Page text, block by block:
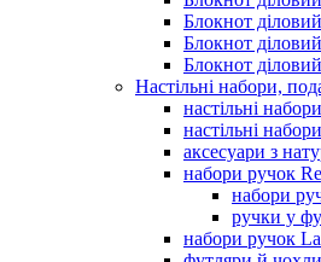
Блокнот
Блокнот
Блокнот
Настільні набори,
настільні
настільні
аксесуари з
набори ручок
набори
ручки у
набори ручок